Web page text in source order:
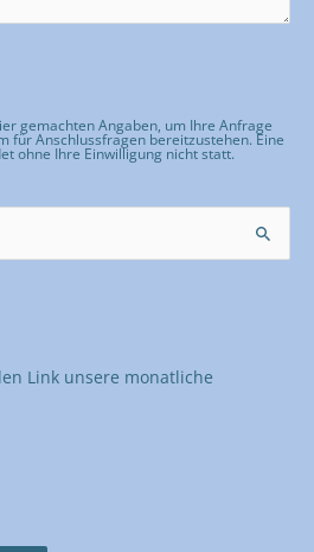
gemachten Angaben, um Ihre Anfrage
für Anschlussfragen bereitzustehen. Eine
ohne Ihre Einwilligung nicht statt.
Link unsere monatliche